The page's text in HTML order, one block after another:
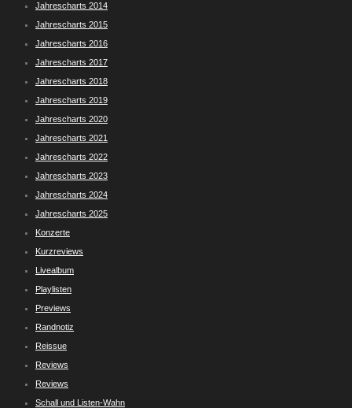
Jahrescharts 2014
Jahrescharts 2015
Jahrescharts 2016
Jahrescharts 2017
Jahrescharts 2018
Jahrescharts 2019
Jahrescharts 2020
Jahrescharts 2021
Jahrescharts 2022
Jahrescharts 2023
Jahrescharts 2024
Jahrescharts 2025
Konzerte
Kurzreviews
Livealbum
Playlisten
Previews
Randnotiz
Reissue
Reviews
Reviews
Schall und Listen-Wahn